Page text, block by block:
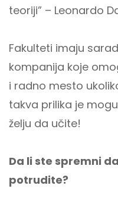
teoriji” – Leonardo
Fakulteti imaju
kompanija koje
i radno mesto
takva prilika je
želju da učite!
Da li ste spremni
potrudite?